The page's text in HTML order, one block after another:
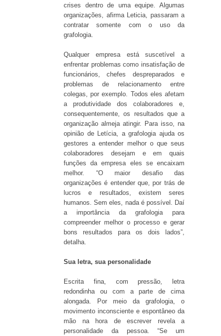
crises dentro de uma equipe. Algumas
organizações, afirma Leticia, passaram a
contratar somente com o uso da
grafologia.
Qualquer empresa está suscetível a
enfrentar problemas como insatisfação de
funcionários, chefes despreparados e
problemas de relacionamento entre
colegas, por exemplo. Todos eles afetam
a produtividade dos colaboradores e,
consequentemente, os resultados que a
organização almeja atingir. Para isso, na
opinião de Letícia, a grafologia ajuda os
gestores a entender melhor o que seus
colaboradores desejam e em quais
funções da empresa eles se encaixam
melhor. “O maior desafio das
organizações é entender que, por trás de
lucros e resultados, existem seres
humanos. Sem eles, nada é possível. Daí
a importância da grafologia para
compreender melhor o processo e gerar
bons resultados para os dois lados”,
detalha.
Sua letra, sua personalidade
Escrita fina, com pressão, letra
redondinha ou com a parte de cima
alongada. Por meio da grafologia, o
movimento inconsciente e espontâneo da
mão na hora de escrever revela a
personalidade da pessoa. “Se um